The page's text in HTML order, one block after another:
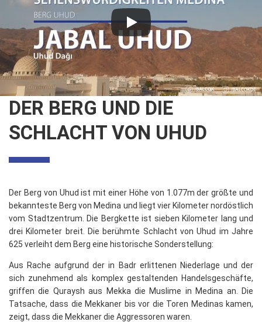
DER BERG UND DIE
SCHLACHT VON UHUD
Der Berg von Uhud ist mit einer Höhe von 1.077m der größte und
bekannteste Berg von Medina und liegt vier Kilometer nordöstlich
vom Stadtzentrum. Die Bergkette ist sieben Kilometer lang und
drei Kilometer breit. Die berühmte Schlacht von Uhud im Jahre
625 verleiht dem Berg eine historische Sonderstellung:
Aus Rache aufgrund der in Badr erlittenen Niederlage und der
sich zunehmend als komplex gestaltenden Handelsgeschäfte,
griffen die Quraysh aus Mekka die Muslime in Medina an. Die
Tatsache, dass die Mekkaner bis vor die Toren Medinas kamen,
zeigt, dass die Mekkaner die Aggressoren waren.